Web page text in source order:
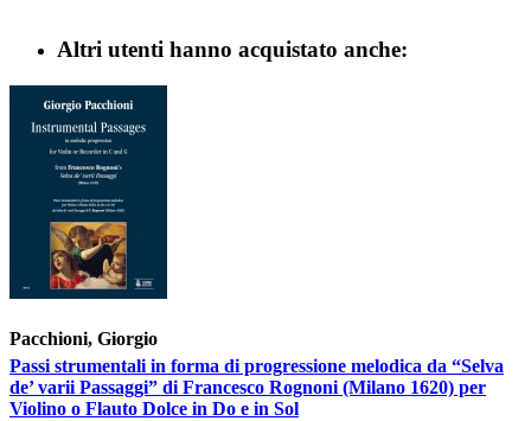
Altri utenti hanno acquistato anche:
Pacchioni, Giorgio
Passi strumentali in forma di progressione melodica da “Selva
de’ varii Passaggi” di Francesco Rognoni (Milano 1620) per
Violino o Flauto Dolce in Do e in Sol